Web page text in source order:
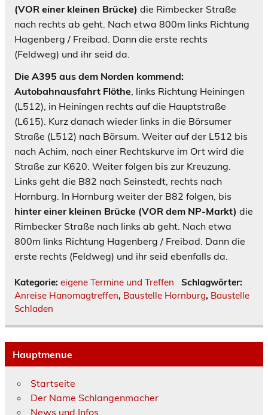
(VOR einer kleinen Brücke) die Rimbecker Straße
nach rechts ab geht. Nach etwa 800m links Richtung
Hagenberg / Freibad. Dann die erste rechts
(Feldweg) und ihr seid da.
Die A395 aus dem Norden kommend:
Autobahnausfahrt Flöthe, links Richtung Heiningen
(L512), in Heiningen rechts auf die Hauptstraße
(L615). Kurz danach wieder links in die Börsumer
Straße (L512) nach Börsum. Weiter auf der L512 bis
nach Achim, nach einer Rechtskurve im Ort wird die
Straße zur K620. Weiter folgen bis zur Kreuzung.
Links geht die B82 nach Seinstedt, rechts nach
Hornburg. In Hornburg weiter der B82 folgen, bis
hinter einer kleinen Brücke (VOR dem NP-Markt) die
Rimbecker Straße nach links ab geht. Nach etwa
800m links Richtung Hagenberg / Freibad. Dann die
erste rechts (Feldweg) und ihr seid ebenfalls da.
Kategorie: eigene Termine und Treffen
Schlagwörter:
Anreise Hanomagtreffen, Baustelle Hornburg, Baustelle
Schladen
Hauptmenue
Startseite
Der Name Schlangenmacher
News und Infos